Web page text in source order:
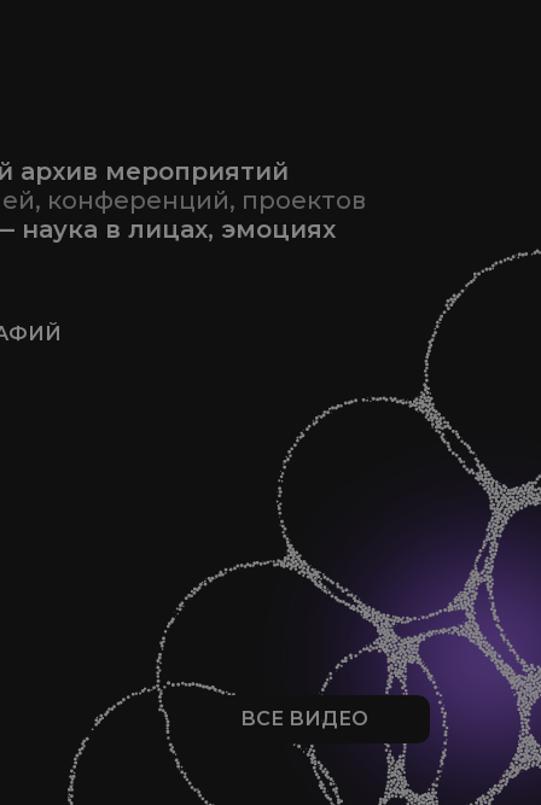
ВСЕ ВИДЕО
архив мероприятий
конференций, проектов
наука в лицах, эмоциях